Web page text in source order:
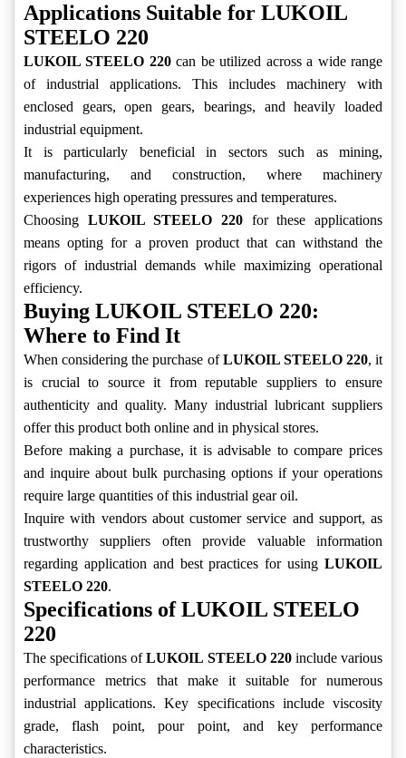
Applications Suitable for LUKOIL
STEELO 220
LUKOIL STEELO 220can be utilized across a wide range
of industrial applications. This includes machinery with
enclosed gears, open gears, bearings, and heavily loaded
industrial equipment.
It is particularly beneficial in sectors such as mining,
manufacturing, and construction, where machinery
experiences high operating pressures and temperatures.
Choosing LUKOIL STEELO 220 for these applications
means opting for a proven product that can withstand the
rigors of industrial demands while maximizing operational
efficiency.
Buying LUKOIL STEELO 220:
Where to Find It
When considering the purchase ofLUKOIL STEELO 220, it
is crucial to source it from reputable suppliers to ensure
authenticity and quality. Many industrial lubricant suppliers
offer this product both online and in physical stores.
Before making a purchase, it is advisable to compare prices
and inquire about bulk purchasing options if your operations
require large quantities of this industrial gear oil.
Inquire with vendors about customer service and support, as
trustworthy suppliers often provide valuable information
regarding application and best practices for using LUKOIL
STEELO 220.
Specifications of LUKOIL STEELO
220
The specifications ofLUKOIL STEELO 220include various
performance metrics that make it suitable for numerous
industrial applications. Key specifications include viscosity
grade, flash point, pour point, and key performance
characteristics.